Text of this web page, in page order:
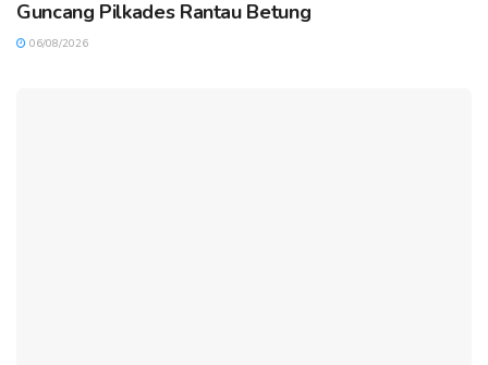
Guncang Pilkades Rantau Betung
06/08/2026